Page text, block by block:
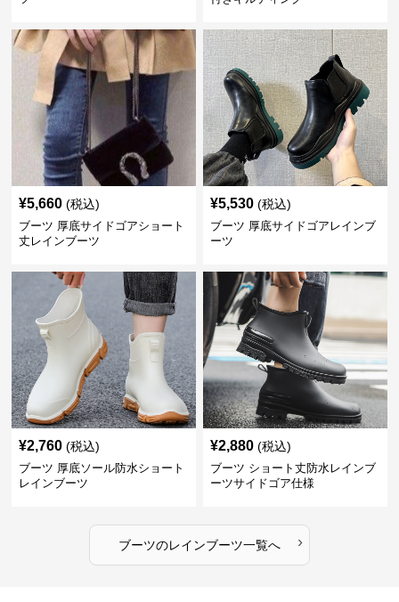
¥5,660 (税込)
ブーツ 厚底サイドゴアショート
丈レインブーツ
¥5,530 (税込)
ブーツ 厚底サイドゴアレインブ
ーツ
¥2,760 (税込)
ブーツ 厚底ソール防水ショート
レインブーツ
¥2,880 (税込)
ブーツ ショート丈防水レインブ
ーツサイドゴア仕様
ブーツのレインブーツ一覧へ ›